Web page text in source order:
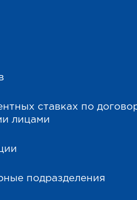
ставках по
лицами
подразделения